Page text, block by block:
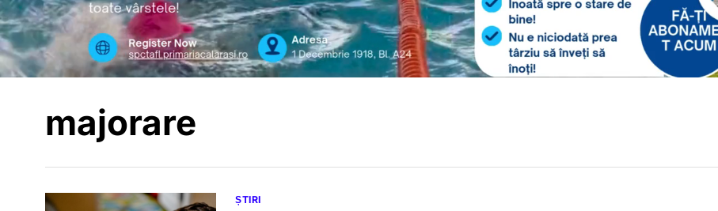
majorare
ȘTIRI